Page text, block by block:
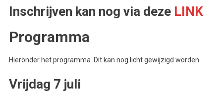
Inschrijven kan nog via deze LINK
Programma
Hieronder het programma. Dit kan nog licht gewijzigd worden.
Vrijdag 7 juli